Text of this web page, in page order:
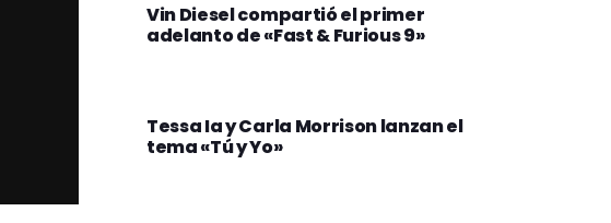
Vin Diesel compartió el primer
adelanto de «Fast & Furious 9»
Tessa Ia y Carla Morrison lanzan el
tema «Tú y Yo»